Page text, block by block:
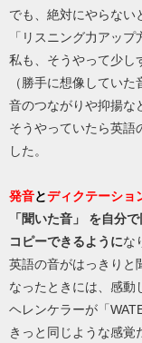
でも、絶対にやらない
「リスニング力アップ
私も、そうやって少し
（勝手に想像していた
音のつながりや抑揚な
そうやっていたら英語
した。
発音とディクテーショ
「聞いた音」 を自分
コピーできるようにな
英語の音がはっきりと
なったときには、感動
ヘレンケラーが「
きっと同じような感覚